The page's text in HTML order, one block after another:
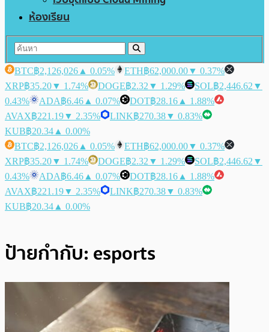
ห้องเรียน
BTC฿2,126,026 ▲ 0.05% ETH฿62,000.00▼ 0.37%
XRP฿35.20▼ 1.74% DOGE฿2.32 ▼ 1.29% SOL฿2,446.62 ▼
0.43%
ADA฿6.46 ▲ 0.07% DOT฿28.16 ▲ 1.88%
AVAX฿221.19▼ 2.35% LINK฿270.38▼ 0.83%
KUB฿20.34 ▲ 0.00%
BTC฿2,126,026 ▲ 0.05% ETH฿62,000.00▼ 0.37%
XRP฿35.20▼ 1.74% DOGE฿2.32 ▼ 1.29% SOL฿2,446.62 ▼
0.43%
ADA฿6.46 ▲ 0.07% DOT฿28.16 ▲ 1.88%
AVAX฿221.19▼ 2.35% LINK฿270.38▼ 0.83%
KUB฿20.34 ▲ 0.00%
ป้ายกำกับ: esports